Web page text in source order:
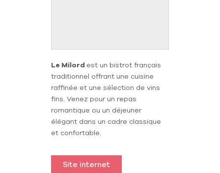
Le Milord est un bistrot français
traditionnel offrant une cuisine
raffinée et une sélection de vins
fins. Venez pour un repas
romantique ou un déjeuner
élégant dans un cadre classique
et confortable.
Site internet